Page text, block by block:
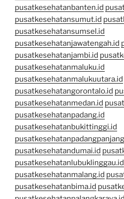
pusatkesehatanbanten.id
pusatkesehatansumut.id
pusatkesehatansumsel.id
pusatkesehatanjawatengah.id
pusatkesehatanjambi.id
pusatkesehatanmaluku.id
pusatkesehatanmalukuutara.id
pusatkesehatangorontalo.id
pusatkesehatanmedan.id
pusatkesehatanpadang.id
pusatkesehatanbukittinggi.id
pusatkesehatandumai.id
pusatkesehatanlubuklinggau.id
pusatkesehatanmalang.id
pusatkesehatanbima.id